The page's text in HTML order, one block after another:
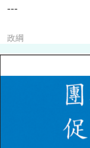
---
政綱